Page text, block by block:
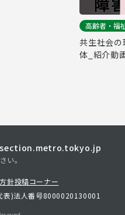
高齢者・福
共生社会
体_紹介動
section.metro.tokyo.jp
い。
針投稿コーナー
表)法人番号8000020130001